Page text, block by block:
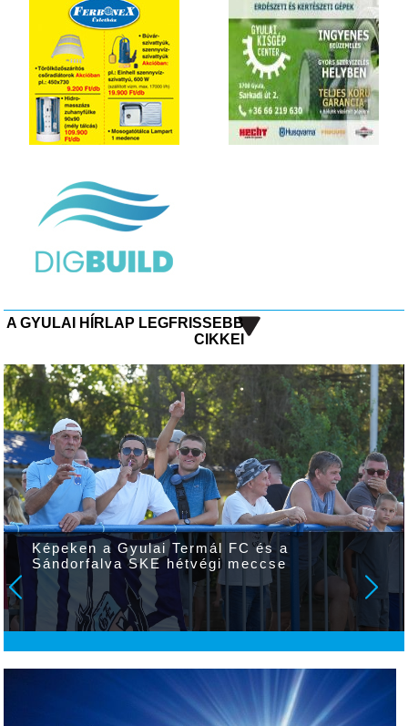
A GYULAI HÍRLAP LEGFRISSEBB
CIKKEI
Képeken a Gyulai Termál FC és a
Sándorfalva SKE hétvégi meccse